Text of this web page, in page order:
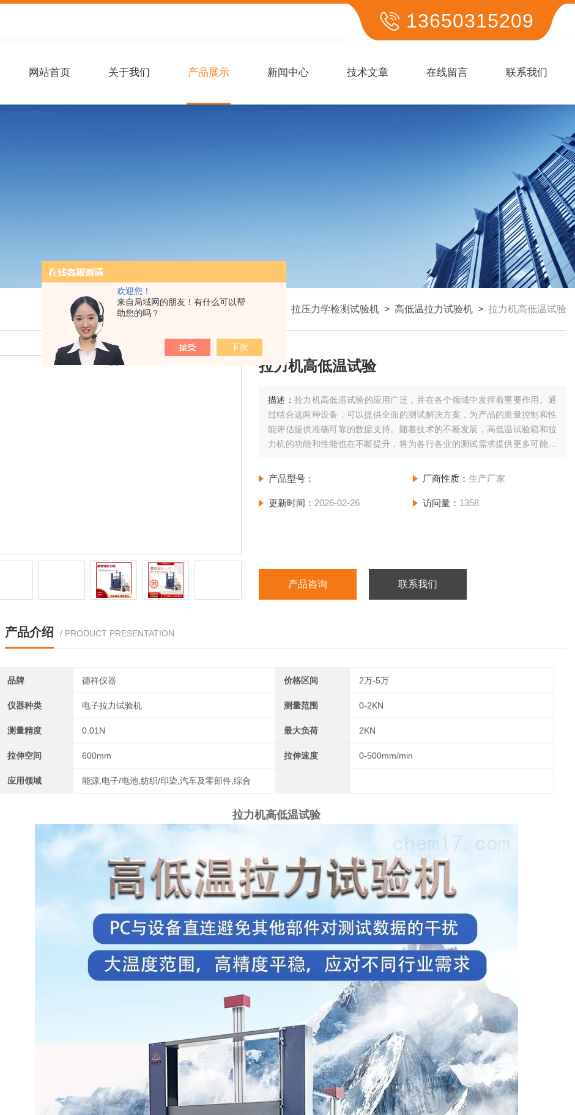
欢迎您！
来自局域网的朋友！有什么可以帮
助您的吗？
13650315209
网站首页 关于我们 产品展示 新闻中心 技术文章 在线留言 联系我们
我的位置： 首页 >产品展示 拉压力学检测试验机 > 高低温拉力试验机 > 拉力机高低温试验
拉力机高低温试验
描述：拉力机高低温试验的应用广泛，并在各个领域中发挥着重要作用。通
过结合这两种设备，可以提供全面的测试解决方案，为产品的质量控制和性
能评估提供准确可靠的数据支持。随着技术的不断发展，高低温试验箱和拉
力机的功能和性能也在不断提升，将为各行各业的测试需求提供更多可能性
产品型号： 厂商性质： 生产厂家
更新时间： 2026-02-26 访问量： 1358
产品咨询 联系我们
产品介绍 / PRODUCT PRESENTATION
品牌 德祥仪器 价格区间 2万-5万
仪器种类 电子拉力试验机 测量范围 0-2KN
测量精度 0.01N 最大负荷 2KN
拉伸空间 600mm 拉伸速度 0-500mm/min
应用领域 能源,电子/电池,纺织/印染,汽车及零部件,综合
拉力机高低温试验